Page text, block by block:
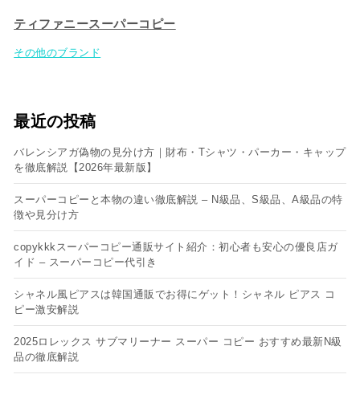
ティファニースーパーコピー
その他のブランド
最近の投稿
バレンシアガ偽物の見分け方｜財布・Tシャツ・パーカー・キャップ
を徹底解説【2026年最新版】
スーパーコピーと本物の違い徹底解説 – N級品、S級品、A級品の特
徴や見分け方
copykkkスーパーコピー通販サイト紹介：初心者も安心の優良店ガ
イド – スーパーコピー代引き
シャネル風ピアスは韓国通販でお得にゲット！シャネル ピアス コ
ピー​激安解説
2025ロレックス サブマリーナー スーパー コピー おすすめ最新N級
品の徹底解説